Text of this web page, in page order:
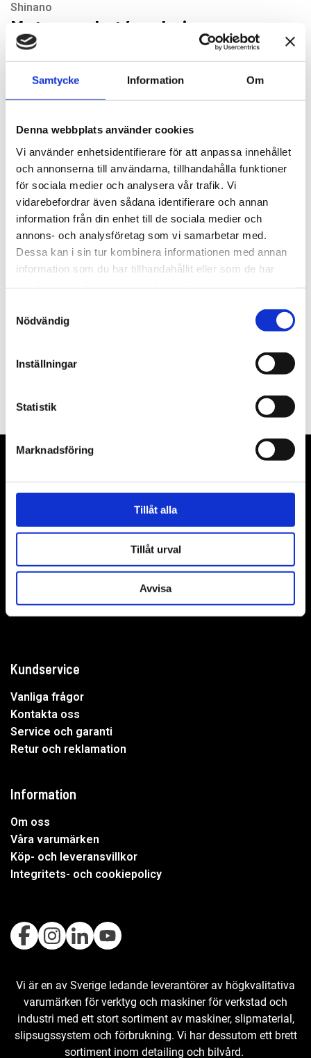
Samtycke Information Om
Denna webbplats använder cookies
Vi använder enhetsidentifierare för att anpassa innehållet
och annonserna till användarna, tillhandahålla funktioner
för sociala medier och analysera vår trafik. Vi
vidarebefordrar även sådana identifierare och annan
information från din enhet till de sociala medier och
annons- och analysföretag som vi samarbetar med.
Dessa kan i sin tur kombinera informationen med annan
information som du har tillhandahållit eller som de har
Nödvändig
Inställningar
Statistik
Marknadsföring
Tillåt alla
Tillåt urval
Avvisa
Shinano
Motor gasket/packning
22 kr
st Lägg i varukorgen
Tillfälligt slut.
Beskrivning
Adress: Elementvägen 7, 702 27 Örebro
Eller ring oss:019-20 73 30
Kundservice
Vanliga frågor
Kontakta oss
Service och garanti
Retur och reklamation
Information
Om oss
Våra varumärken
Köp- och leveransvillkor
Integritets- och cookiepolicy
Vi är en av Sverige ledande leverantörer av högkvalitativa
varumärken för verktyg och maskiner för verkstad och
industri med ett stort sortiment av maskiner, slipmaterial,
slipsugssystem och förbrukning. Vi har dessutom ett brett
sortiment inom detailing och bilvård.